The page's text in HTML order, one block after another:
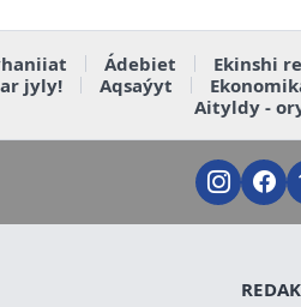
Ádebiet Ekinshi
jyly! Aqsaýyt
Aityldy -